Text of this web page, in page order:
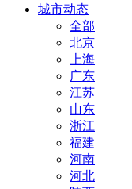
城市动态
全部
北京
上海
广东
江苏
山东
浙江
福建
河南
河北